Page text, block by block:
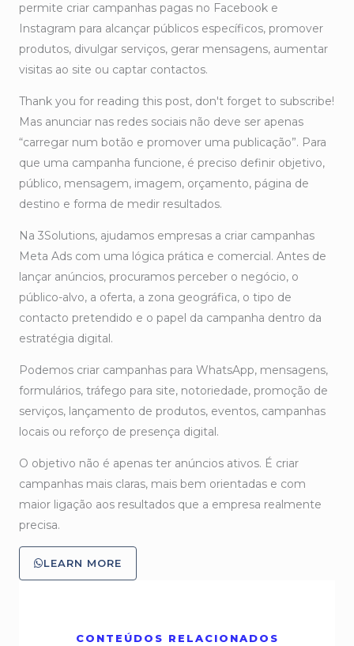
permite criar campanhas pagas no Facebook e
Instagram para alcançar públicos específicos, promover
produtos, divulgar serviços, gerar mensagens, aumentar
visitas ao site ou captar contactos.
Thank you for reading this post, don't forget to subscribe!
Mas anunciar nas redes sociais não deve ser apenas
“carregar num botão e promover uma publicação”. Para
que uma campanha funcione, é preciso definir objetivo,
público, mensagem, imagem, orçamento, página de
destino e forma de medir resultados.
Na 3Solutions, ajudamos empresas a criar campanhas
Meta Ads com uma lógica prática e comercial. Antes de
lançar anúncios, procuramos perceber o negócio, o
público-alvo, a oferta, a zona geográfica, o tipo de
contacto pretendido e o papel da campanha dentro da
estratégia digital.
Podemos criar campanhas para WhatsApp, mensagens,
formulários, tráfego para site, notoriedade, promoção de
serviços, lançamento de produtos, eventos, campanhas
locais ou reforço de presença digital.
O objetivo não é apenas ter anúncios ativos. É criar
campanhas mais claras, mais bem orientadas e com
maior ligação aos resultados que a empresa realmente
precisa.
LEARN MORE
CONTEÚDOS RELACIONADOS